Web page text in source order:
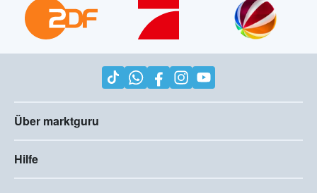
Über marktguru
Hilfe